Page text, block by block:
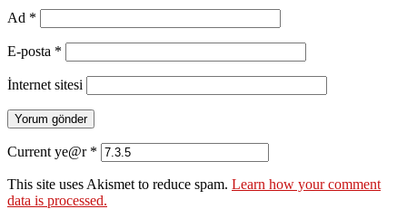
Ad *
E-posta *
İnternet sitesi
Current ye@r *
This site uses Akismet to reduce spam. Learn how your comment
data is processed.